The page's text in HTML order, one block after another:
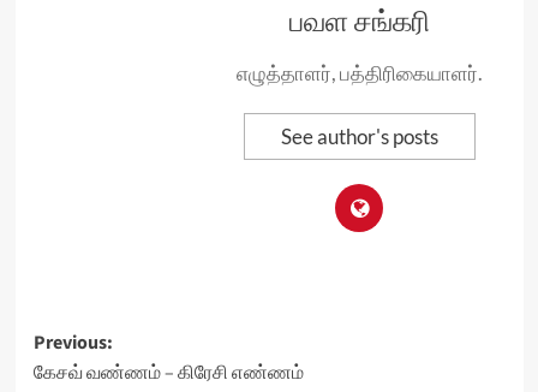
பவள சங்கரி
எழுத்தாளர், பத்திரிகையாளர்.
See author's posts
Post
Previous:
கேசவ் வண்ணம் – கிரேசி எண்ணம்